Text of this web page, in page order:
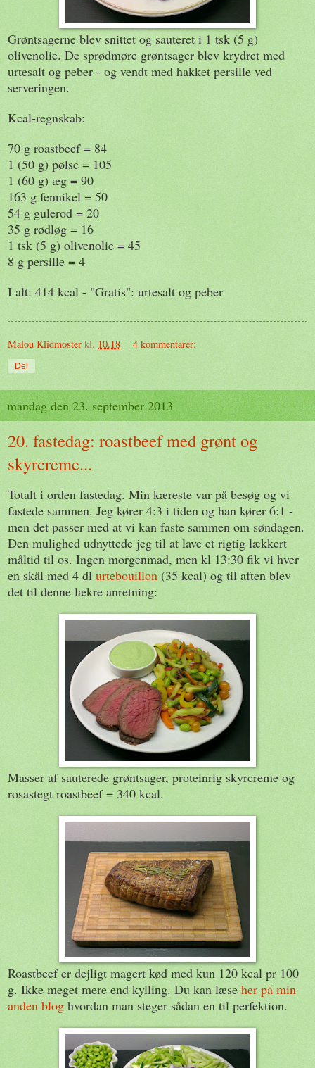
Grøntsagerne blev snittet og sauteret i 1 tsk (5 g)
olivenolie. De sprødmøre grøntsager blev krydret med
urtesalt og peber - og vendt med hakket persille ved
serveringen.
Kcal-regnskab:
70 g roastbeef = 84
1 (50 g) pølse = 105
1 (60 g) æg = 90
163 g fennikel = 50
54 g gulerod = 20
35 g rødløg = 16
1 tsk (5 g) olivenolie = 45
8 g persille = 4
I alt: 414 kcal - "Gratis": urtesalt og peber
Malou Klidmoster kl. 10.18 4 kommentarer:
Del
mandag den 23. september 2013
20. fastedag: roastbeef med grønt og
skyrcreme...
Totalt i orden fastedag. Min kæreste var på besøg og vi
fastede sammen. Jeg kører 4:3 i tiden og han kører 6:1 -
men det passer med at vi kan faste sammen om søndagen.
Den mulighed udnyttede jeg til at lave et rigtig lækkert
måltid til os. Ingen morgenmad, men kl 13:30 fik vi hver
en skål med 4 dl urtebouillon (35 kcal) og til aften blev
det til denne lækre anretning:
Masser af sauterede grøntsager, proteinrig skyrcreme og
rosastegt roastbeef = 340 kcal.
Roastbeef er dejligt magert kød med kun 120 kcal pr 100
g. Ikke meget mere end kylling. Du kan læse her på min
anden blog hvordan man steger sådan en til perfektion.